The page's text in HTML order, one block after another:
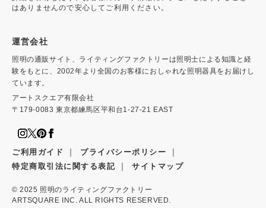
はありませんので安心してご利用ください。
運営会社
照明の通販サイト、ライティングファクトリーは照明士による知識と経
験をもとに、2002年より全国のお客様におしゃれな照明器具をお届けし
ています。
アートスクエア有限会社
〒179-0083 東京都練馬区平和台1-27-21 EAST
ご利用ガイド ｜ プライバシーポリシー ｜
特定商取引法に関する表記 ｜ サイトマップ
© 2025 照明のライティングファクトリー
ARTSQUARE INC. ALL RIGHTS RESERVED.